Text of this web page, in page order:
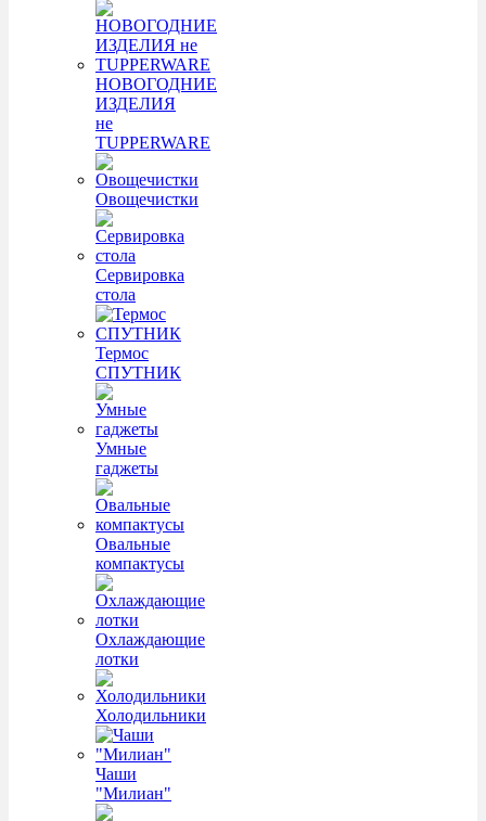
НОВОГОДНИЕ
ИЗДЕЛИЯ
не
TUPPERWARE
Овощечистки
Сервировка
стола
Термос
СПУТНИК
Умные
гаджеты
Овальные
компактусы
Охлаждающие
лотки
Холодильники
Чаши
"Милиан"